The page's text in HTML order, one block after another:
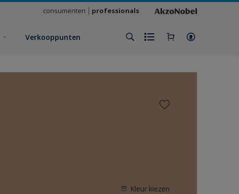
consumenten professionals
Verkooppunten
Kleur kiezen